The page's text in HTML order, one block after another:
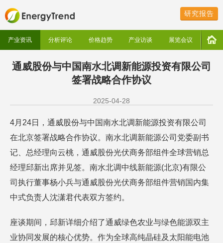
研究报告
产业资讯 分析评论 价格趋势 产业访谈 展览会议
通威股份与中国南水北调新能源投资有限公司
签署战略合作协议
2025-04-28
4月24日，通威股份与中国南水北调新能源投资有限公司
在北京签署战略合作协议。南水北调新能源公司党委副书
记、总经理向云桃，通威股份光伏商务部组件全球营销总
经理邱新出席并见签。南水北调中线新能源(北京)有限公
司执行董事杨小兵与通威股份光伏商务部组件营销国内集
中式负责人沈潇君代表双方签约。
座谈期间，邱新详细介绍了通威绿色农业与绿色能源双主
业协同发展的核心优势。作为全球高纯晶硅及太阳能电池